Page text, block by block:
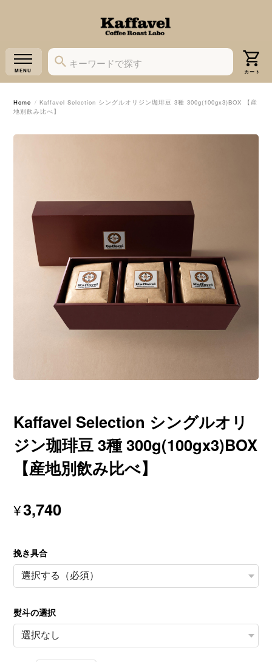
Home
Kaffavel Selection シングルオリジン珈琲豆 3種 300g(100gx3)BOX 【産
地別飲み比べ】
Kaffavel Selection シングルオリ
ジン珈琲豆 3種 300g(100gx3)BOX
【産地別飲み比べ】
¥3,740
挽き具合
熨斗の選択